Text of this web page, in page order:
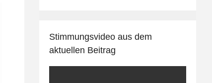
Stimmungsvideo aus dem
aktuellen Beitrag